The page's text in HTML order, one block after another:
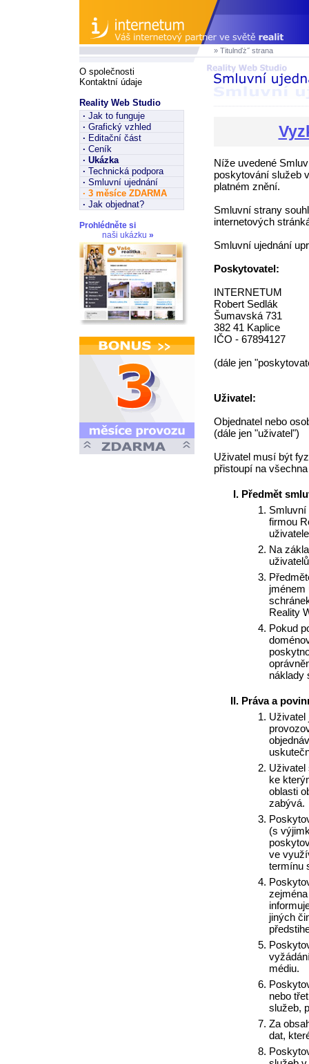
» Titulnďż˝ strana
O společnosti
Kontaktní údaje
Reality Web Studio
· Jak to funguje
· Grafický vzhled
· Editační část
· Ceník
· Ukázka
· Technická podpora
· Smluvní ujednání
· 3 měsíce ZDARMA
· Jak objednat?
Prohlédněte si
naši ukázku »
Níže uvedené
poskytování služeb
platném znění.
Smluvní strany
internetových
Smluvní ujednání
Poskytovatel:
INTERNETUM
Robert Sedlák
Šumavská 731
382 41 Kaplice
IČO - 67894127
(dále jen
Uživatel:
Objednatel nebo
(dále jen "uživatel")
Uživatel musí být
přistoupí na
Předmět
Smluvní
firmou
Na
jménem
Reality
Pokud
náklady
Práva a
Uživatel
Uživatel
ke
oblasti
zabývá.
(s
ve
termínu
jiných
médiu.
nebo
služeb,
Za
dat,